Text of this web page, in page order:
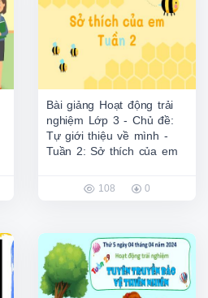
Bài giảng Hoạt động trải
nghiệm Lớp 3 - Chủ đề:
Tự giới thiệu về mình -
Tuần 2: Sở thích của em
108 0